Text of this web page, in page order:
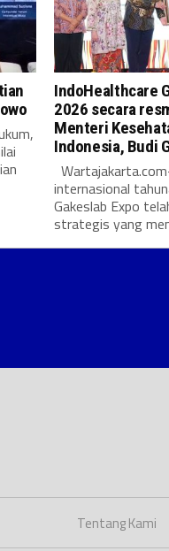
IndoHealthcare
2026 secara
Menteri
Indonesia, Budi
internasional
Gakeslab Expo
strategis yang
Tentang Kami